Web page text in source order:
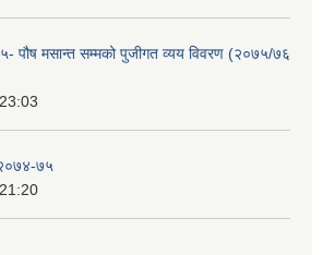
पौष मसान्त सम्मको पुजीगत व्यय विवरण (२०७५/७६
७५